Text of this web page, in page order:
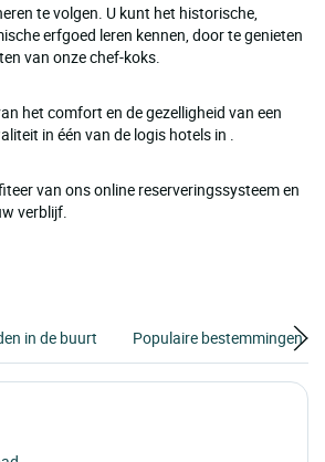
te volgen. U kunt het historische,
erfgoed leren kennen, door te genieten
van onze chef-koks.
het comfort en de gezelligheid van een
in één van de logis hotels in .
van ons online reserveringssysteem en
verblijf.
in de buurt Populaire bestemmingen